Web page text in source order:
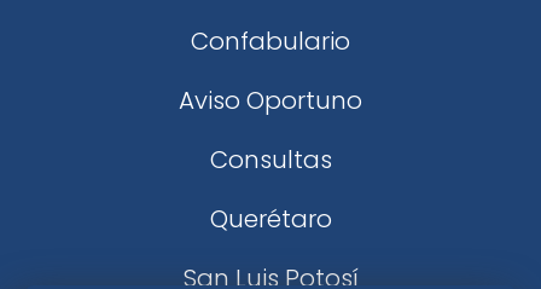
Confabulario
Aviso Oportuno
Consultas
Querétaro
San Luis Potosí